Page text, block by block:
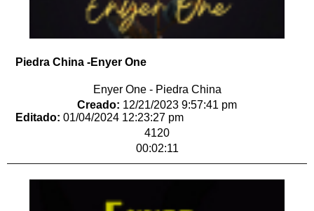
Piedra China -Enyer One
Enyer One - Piedra China
Creado: 12/21/2023 9:57:41 pm
Editado: 01/04/2024 12:23:27 pm
4120
00:02:11